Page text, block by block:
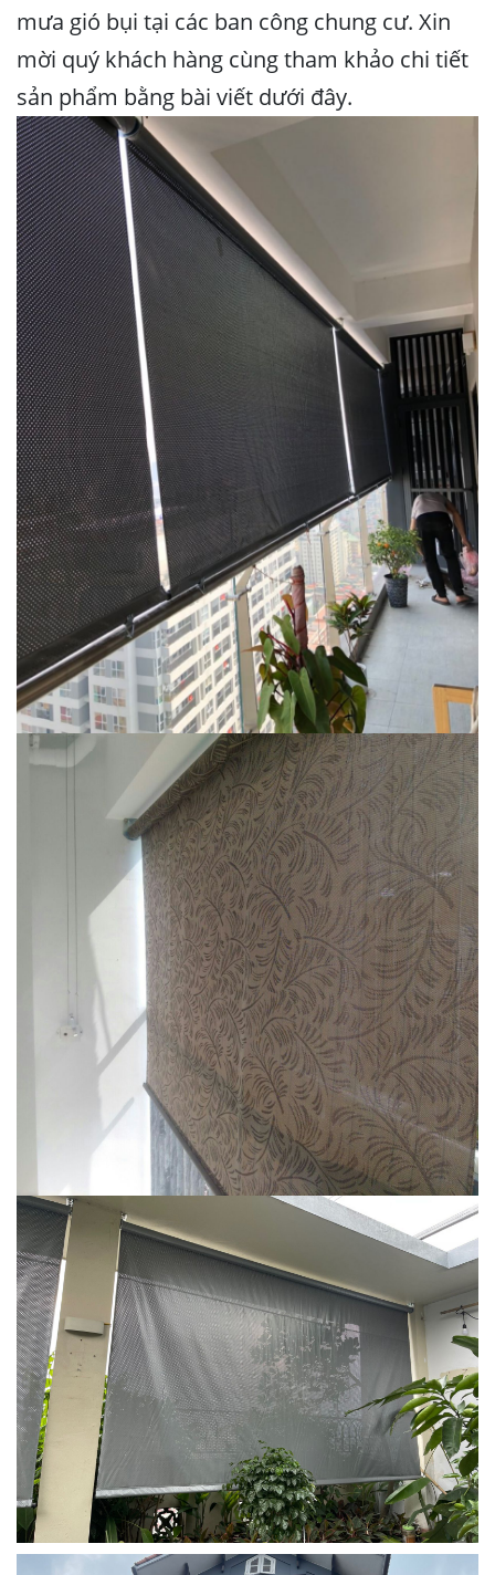
mưa gió bụi tại các ban công chung cư. Xin
mời quý khách hàng cùng tham khảo chi tiết
sản phẩm bằng bài viết dưới đây.